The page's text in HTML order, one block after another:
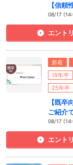
【信頼
08/17
エント
新着
19年卒
25年卒
【既
ご紹介
08/17
エント